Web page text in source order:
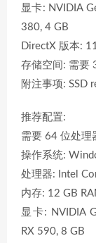
显卡: NVIDIA
380, 4 GB
DirectX 版本:
存储空间: 需要
附注事项: SSD
推荐配置:
需要 64 位处理
操作系统:
处理器: Intel
内存: 12 GB
显卡: NVIDIA
RX 590, 8 GB